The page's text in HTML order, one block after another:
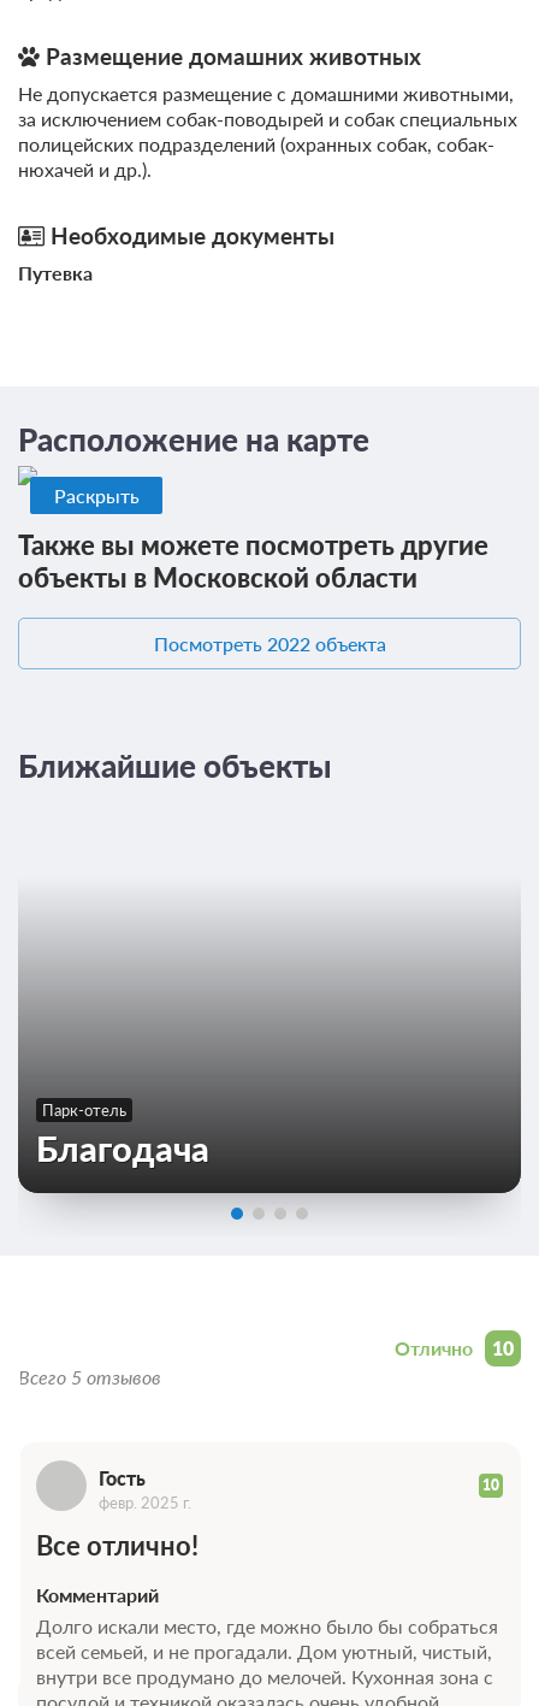
Размещение домашних животных
Не допускается размещение с домашними животными,
за исключением собак-поводырей и собак специальных
полицейских подразделений (охранных собак, собак-
нюхачей и др.).
Необходимые документы
Путевка
Расположение на карте
Раскрыть
Также вы можете посмотреть другие
объекты в Московской области
Посмотреть 2022 объекта
Ближайшие объекты
Парк-отель
Благодача
10
Отлично
Всего 5 отзывов
Гость 10
февр. 2025 г.
Все отлично!
Комментарий
Долго искали место, где можно было бы собраться
всей семьей, и не прогадали. Дом уютный, чистый,
внутри все продумано до мелочей. Кухонная зона с